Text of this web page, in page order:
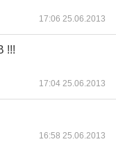
17:06 25.06.2013
!!!
17:04 25.06.2013
16:58 25.06.2013